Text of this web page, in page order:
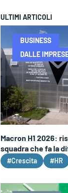
ULTIMI ARTICOLI
BUSINESS
DALLE
Macron H1 2026:
squadra che fa la
#Crescita #HR